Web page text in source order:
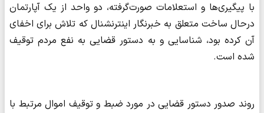
با پیگیری‌ها و استعلامات صورت‌گرفته، دو واحد از یک آپارتمان
درحال ساخت متعلق به خبرنگار اینترنشنال که تلاش برای اخفای
آن کرده بود، شناسایی و به دستور قضایی به نفع مردم توقیف
شده است.
روند صدور دستور قضایی در مورد ضبط و توقیف اموال مرتبط با